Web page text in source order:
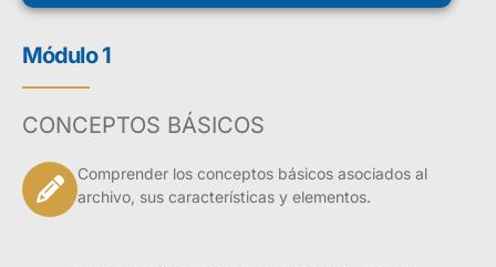
Módulo 1
CONCEPTOS BÁSICOS
Comprender los conceptos básicos asociados al
archivo, sus características y elementos.